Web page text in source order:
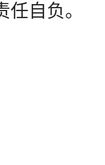
自负。